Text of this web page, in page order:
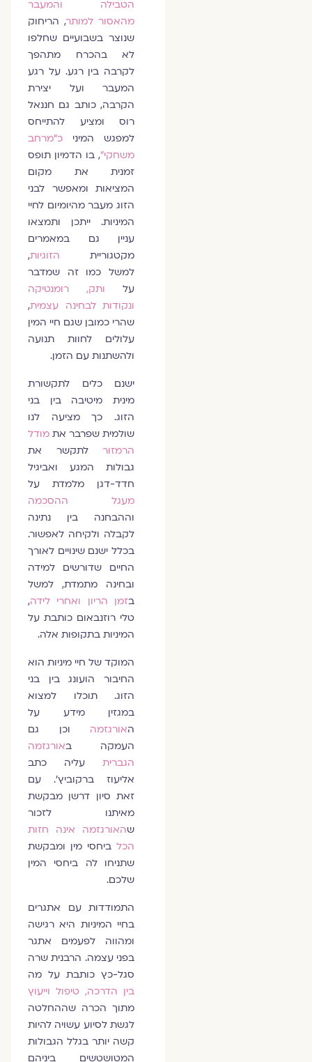
הטבילה והמעבר
מהאסור למותר, הריחוק
שנוצר בשבועיים שחלפו
לא בהכרח מתהפך
לקרבה בין רגע. על רגע
המעבר ועל יצירת
הקרבה, כותב גם חננאל
רוס ומציע להתייחס
למפגש המיני
כ"מרחב
משחקי", בו הדמיון תופס
זמנית את מקום
המציאות ומאפשר לבני
הזוג מעבר מהיומיום לחיי
המיניות. ייתכן ותמצאו
עניין גם במאמרים
מקטגוריית
הזוגיות,
למשל כמו זה שמדבר
על
ותק, רומנטיקה
ונקודות לבחינה עצמית,
שהרי כמובן שגם חיי המין
עלולים לחוות תנועה
ולהשתנות עם הזמן.
ישנם כלים לתקשורת
מינית מיטיבה בין בני
הזוג. כך מציעה לנו
שולמית שפרבר אתמודל
הרמזורלתקשר את
גבולות המגע ואביגיל
חדד-דגן מלמדת על
מעגל ההסכמה
וההבחנה בין נתינה
לקבלה ולקיחה לאפשור.
בכלל ישנם שינויים לאורך
החיים שדורשים למידה
ובחינה מתמדת, למשל
זמן הריון ואחרי לידה,
טלי רוזנבאום כותבת על
המיניות בתקופות אלה.
המוקד של חיי מיניות הוא
החיבור הועונג בין בני
הזוג. תוכלו למצוא
במגזין מידע על
אורגזמה
וכן גם
העמקה ב אורגזמה
הגבריתעליה כתב
אליעוז ברקוביץ'. עם
זאת סיון דרשן מבקשת
מאיתנו לזכור
שהאורגזמה אינה חזות
הכלביחסי מין ומבקשת
שתניחו לה ביחסי המין
שלכם.
התמודדות עם אתגרים
בחיי המיניות היא רגישה
ומהווה לפעמים אתגר
בפני עצמה. הרבנית שרה
סגל-כץ כותבת על מה
בין הדרכה, טיפול וייעוץ
מתוך הכרה שההחלטה
לגשת לסיוע עשויה להיות
קשה יותר בגלל הגבולות
המטושטשים ביניהם